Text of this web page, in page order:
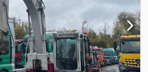
Kerekesszékes hely * Kerekesszék
/ hátul * Sífelszerelés-tartó zár *
jármű * A jármű esetleg jelenleg
és állapot eltérhet *
garancia nélkül * A közbenső